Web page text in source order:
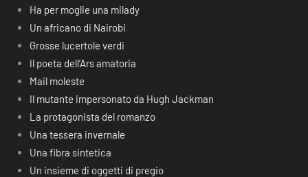
Ha per moglie una milady
Un africano di Nairobi
Grosse lucertole verdi
Il poeta dell’Ars amatoria
Mail moleste
Il mutante impersonato da Hugh Jackman
La protagonista del romanzo
Una tessera invernale
Una fibra sintetica
Un insieme di oggetti di pregio